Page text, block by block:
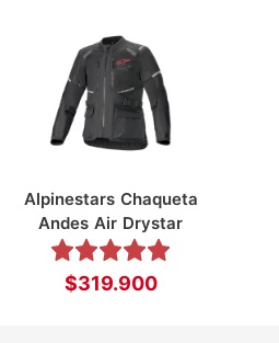
Alpinestars Chaqueta
Andes Air Drystar
$319.900